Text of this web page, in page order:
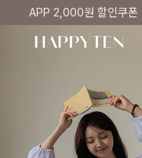
매주 리뷰어 최대 1만원 쿠폰